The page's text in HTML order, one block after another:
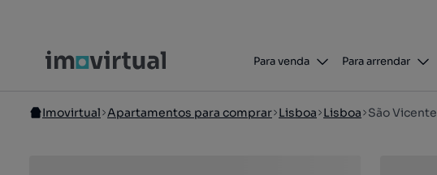
Para venda Para arrendar
Imovirtual Apartamentos para comprar Lisboa Lisboa São Vicente